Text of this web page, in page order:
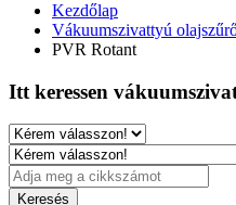
Kezdőlap
Vákuumszivattyú
PVR Rotant
Itt keressen